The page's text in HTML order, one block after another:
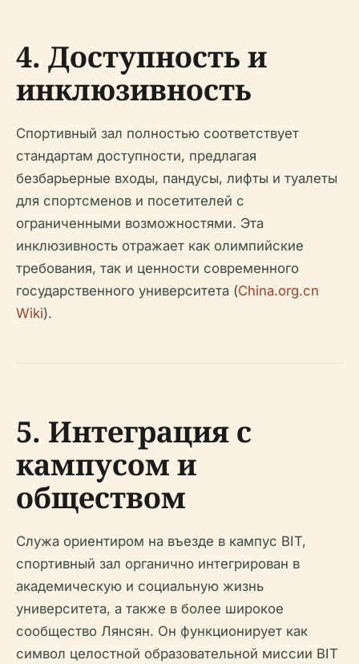
4. Доступность и
инклюзивность
Спортивный зал полностью соответствует
стандартам доступности, предлагая
безбарьерные входы, пандусы, лифты и туалеты
для спортсменов и посетителей с
ограниченными возможностями. Эта
инклюзивность отражает как олимпийские
требования, так и ценности современного
государственного университета (China.org.cn
Wiki).
5. Интеграция с
кампусом и
обществом
Служа ориентиром на въезде в кампус BIT,
спортивный зал органично интегрирован в
академическую и социальную жизнь
университета, а также в более широкое
сообщество Лянсян. Он функционирует как
символ целостной образовательной миссии BIT